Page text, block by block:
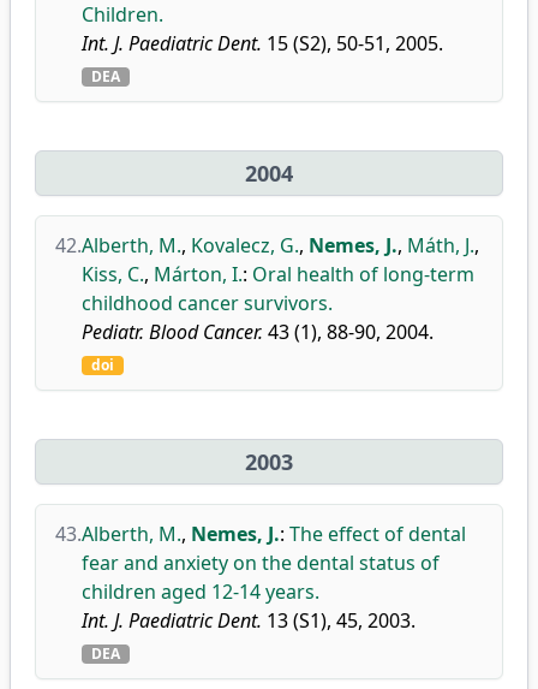
Children.
Int. J. Paediatric Dent. 15 (S2), 50-51, 2005.
DEA
2004
42.Alberth, M., Kovalecz, G., Nemes, J., Máth, J.,
Kiss, C., Márton, I.: Oral health of long-term
childhood cancer survivors.
Pediatr. Blood Cancer. 43 (1), 88-90, 2004.
doi
2003
43.Alberth, M., Nemes, J.: The effect of dental
fear and anxiety on the dental status of
children aged 12-14 years.
Int. J. Paediatric Dent. 13 (S1), 45, 2003.
DEA